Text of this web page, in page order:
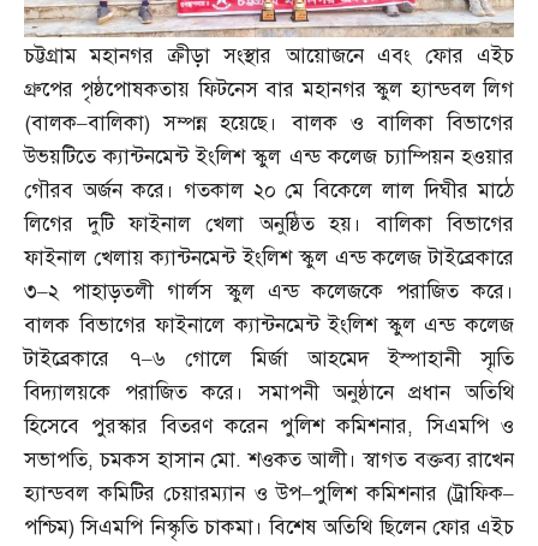
চট্টগ্রাম মহানগর ক্রীড়া সংস্থার আয়োজনে এবং ফোর এইচ
গ্রুপের পৃষ্ঠপোষকতায় ফিটনেস বার মহানগর স্কুল হ্যান্ডবল লিগ
(বালক–বালিকা)সম্পন্ন হয়েছে। বালক ও বালিকা বিভাগের
উভয়টিতে ক্যান্টনমেন্ট ইংলিশ স্কুল এন্ড কলেজ চ্যাম্পিয়ন হওয়ার
গৌরব অর্জন করে। গতকাল ২০ মে বিকেলে লাল দিঘীর মাঠে
লিগের দুটি ফাইনাল খেলা অনুষ্ঠিত হয়। বালিকা বিভাগের
ফাইনাল খেলায় ক্যান্টনমেন্ট ইংলিশ স্কুল এন্ড কলেজ টাইব্রেকারে
৩–২ পাহাড়তলী গার্লস স্কুল এন্ড কলেজকে পরাজিত করে।
বালক বিভাগের ফাইনালে ক্যান্টনমেন্ট ইংলিশ স্কুল এন্ড কলেজ
টাইব্রেকারে ৭–৬ গোলে মির্জা আহমেদ ইস্পাহানী স্মৃতি
বিদ্যালয়কে পরাজিত করে। সমাপনী অনুষ্ঠানে প্রধান অতিথি
হিসেবে পুরস্কার বিতরণ করেন পুলিশ কমিশনার,সিএমপি ও
সভাপতি,চমকস হাসান মো.শওকত আলী। স্বাগত বক্তব্য রাখেন
হ্যান্ডবল কমিটির চেয়ারম্যান ও উপ–পুলিশ কমিশনার (ট্রাফিক–
পশ্চিম)সিএমপি নিস্কৃতি চাকমা। বিশেষ অতিথি ছিলেন ফোর এইচ